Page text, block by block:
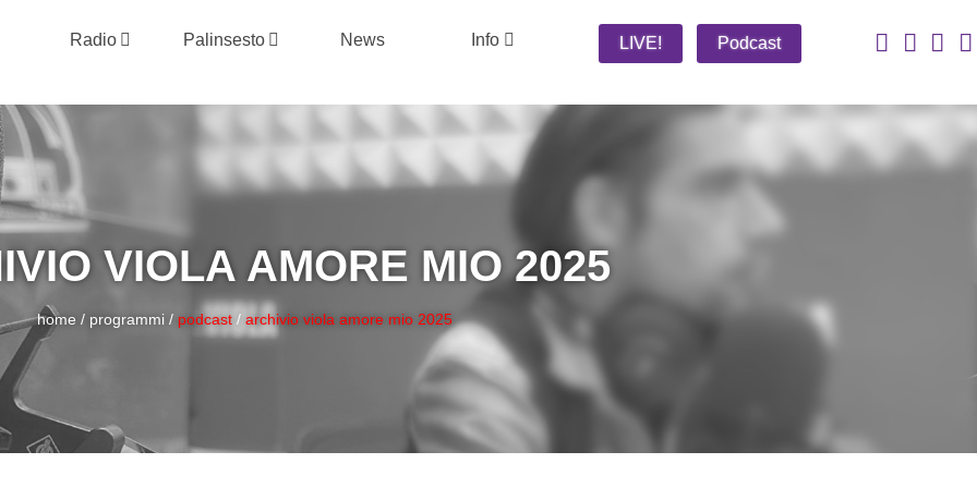
Radio Palinsesto News Info LIVE! Podcast
VIOLA AMORE MIO 2025
home / programmi/ podcast/ archivio viola amore mio 2025